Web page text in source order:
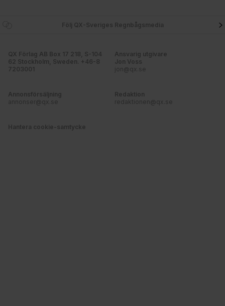
Följ QX-Sveriges Regnbågsmedia
QX Förlag AB Box 17 218, S-104
62 Stockholm, Sweden. +46-8
7203001
Ansvarig utgivare
Jon Voss
jon@qx.se
Annonsförsäljning
annonser@qx.se
Redaktion
redaktionen@qx.se
Hantera cookie-samtycke